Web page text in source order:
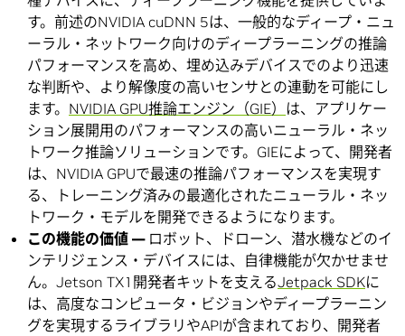
す。前述のNVIDIA cuDNN 5は、一般的なディープ・ニュ
ーラル・ネットワーク向けのディープラーニングの推論
パフォーマンスを高め、埋め込みデバイスでのより迅速
な判断や、より解像度の高いセンサとの連動を可能にし
ます。 NVIDIA GPU推論エンジン（GIE） は、アプリケー
ション展開用のパフォーマンスの高いニューラル・ネッ
トワーク推論ソリューションです。GIEによって、開発者
は、NVIDIA GPUで最速の推論パフォーマンスを実現す
る、トレーニング済みの最適化されたニューラル・ネッ
トワーク・モデルを開発できるようになります。
この機能の価値 —ロボット、ドローン、潜水機などのイ
ンテリジェンス・デバイスには、自律機能が欠かせませ
ん。Jetson TX1開発者キットを支えるJetpack SDKに
は、高度なコンピュータ・ビジョンやディープラーニン
グを実現するライブラリやAPIが含まれており、開発者